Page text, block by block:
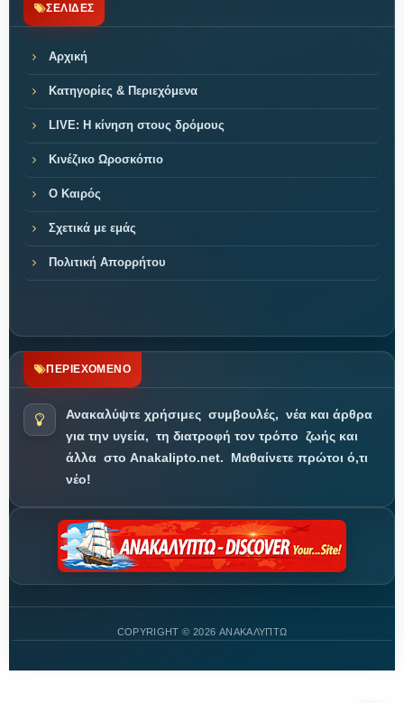
ΣΕΛΙΔΕΣ
Αρχική
Κατηγορίες & Περιεχόμενα
LIVE: Η κίνηση στους δρόμους
Κινέζικο Ωροσκόπιο
Ο Καιρός
Σχετικά με εμάς
Πολιτική Απορρήτου
ΠΕΡΙΕΧΟΜΕΝΟ
Ανακαλύψτε χρήσιμες συμβουλές, νέα και άρθρα
για την υγεία, τη διατροφή τον τρόπο ζωής και
άλλα στο Anakalipto.net.
Μαθαίνετε πρώτοι ό,τι
νέο!
COPYRIGHT © 2026 ΑΝΑΚΑΛΥΠΤΩ